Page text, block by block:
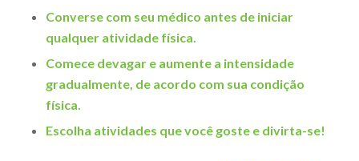
Converse com seu médico antes de iniciar
qualquer atividade física.
Comece devagar e aumente a intensidade
gradualmente, de acordo com sua condição
física.
Escolha atividades que você goste e divirta-se!